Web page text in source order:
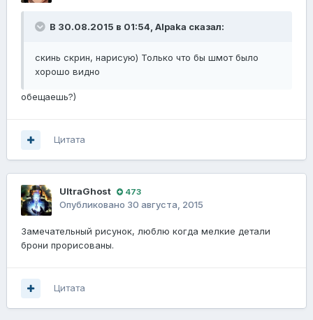
В 30.08.2015 в 01:54, Alpaka сказал:
скинь скрин, нарисую) Только что бы шмот было
хорошо видно
обещаешь?)
Цитата
UltraGhost 473
Опубликовано 30 августа, 2015
Замечательный рисунок, люблю когда мелкие детали
брони прорисованы.
Цитата